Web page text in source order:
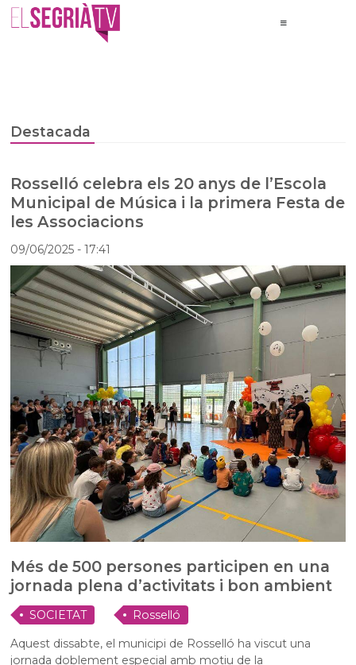
Destacada
Rosselló celebra els 20 anys de l’Escola
Municipal de Música i la primera Festa de
les Associacions
09/06/2025- 17:41
Més de 500 persones participen en una
jornada plena d’activitats i bon ambient
SOCIETAT
Rosselló
Aquest dissabte, el municipi de Rosselló ha viscut una
jornada doblement especial amb motiu de la